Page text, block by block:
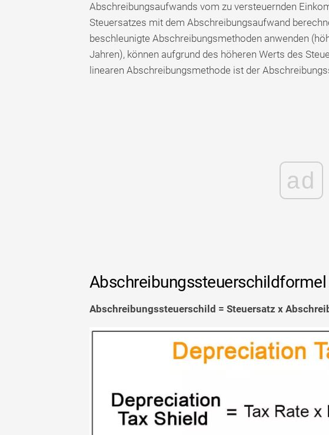
Abschreibungsaufwands vom zu versteuernden
Steuersatzes mit dem Abschreibungsaufwand
beschleunigte Abschreibungsmethoden anwenden
Jahren), können aufgrund des höheren Werts des
linearen Abschreibungsmethode ist der
ad
Abschreibungssteuerschildformel
Abschreibungssteuerschild = Steuersatz x